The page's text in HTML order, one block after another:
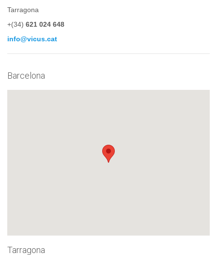
Tarragona
+(34) 621 024 648
info@vicus.cat
Barcelona
Tarragona